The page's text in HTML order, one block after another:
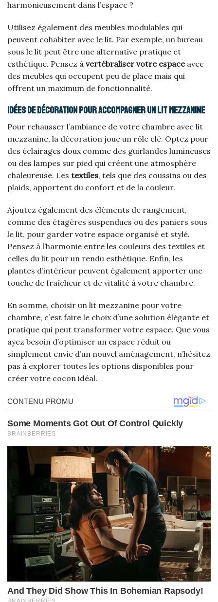
harmonieusement dans l’espace ?
Utilisez également des meubles modulables qui
peuvent cohabiter avec le lit. Par exemple, un bureau
sous le lit peut être une alternative pratique et
esthétique. Pensez à vertébraliser votre espaceavec
des meubles qui occupent peu de place mais qui
offrent un maximum de fonctionnalité.
Idées de décoration pour accompagner un lit mezzanine
Pour rehausser l’ambiance de votre chambre avec lit
mezzanine, la décoration joue un rôle clé. Optez pour
des éclairages doux comme des guirlandes lumineuses
ou des lampes sur pied qui créent une atmosphère
chaleureuse. Les textiles, tels que des coussins ou des
plaids, apportent du confort et de la couleur.
Ajoutez également des éléments de rangement,
comme des étagères suspendues ou des paniers sous
le lit, pour garder votre espace organisé et stylé.
Pensez à l’harmonie entre les couleurs des textiles et
celles du lit pour un rendu esthétique. Enfin, les
plantes d’intérieur peuvent également apporter une
touche de fraîcheur et de vitalité à votre chambre.
En somme, choisir un lit mezzanine pour votre
chambre, c’est faire le choix d’une solution élégante et
pratique qui peut transformer votre espace. Que vous
ayez besoin d’optimiser un espace réduit ou
simplement envie d’un nouvel aménagement, n’hésitez
pas à explorer toutes les options disponibles pour
créer votre cocon idéal.